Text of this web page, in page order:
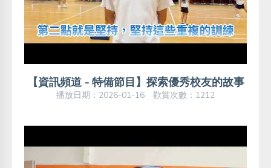
【資訊頻道 - 特備節目】探索優秀校友的故事
播放日期：2026-01-16 歡賞次數：1212